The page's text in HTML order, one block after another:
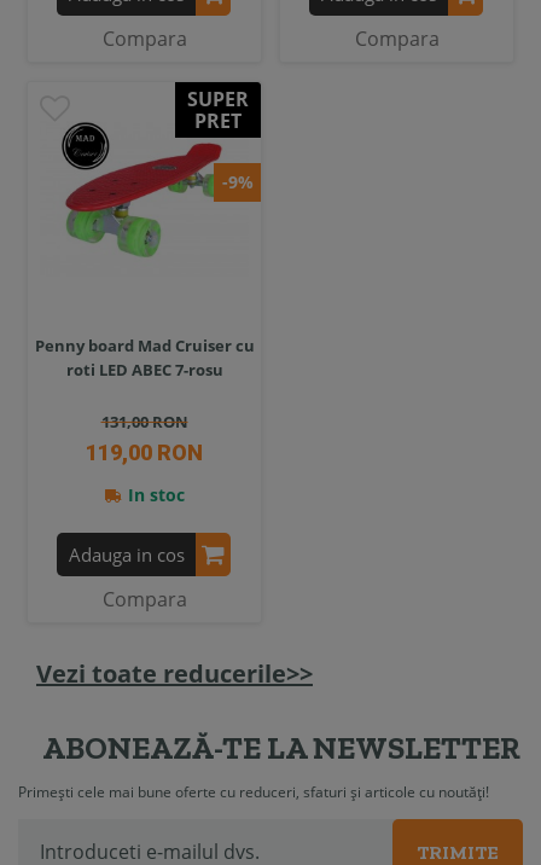
Compara Compara
SUPER
PRET
-9%
Penny board Mad Cruiser cu
roti LED ABEC 7-rosu
131,00 RON
119,00 RON
In stoc
Adauga in cos
Compara
Vezi toate reducerile>>
ABONEAZĂ-TE LA NEWSLETTER
Primești cele mai bune oferte cu reduceri, sfaturi și articole cu noutăți!
TRIMITE